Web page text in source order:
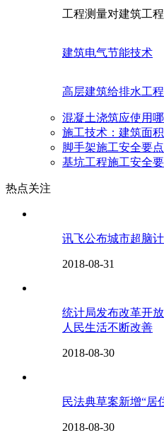
工程测量对建筑工
建筑电气节能技术
高层建筑给排水工
混凝土浇筑应使用
施工技术：建筑面
脚手架施工安全要点
基坑工程施工安全
热点关注
讯飞公布城市超脑
2018-08-31
统计局发布改革开
人民生活不断改善
2018-08-30
民法典草案新增“居
2018-08-30